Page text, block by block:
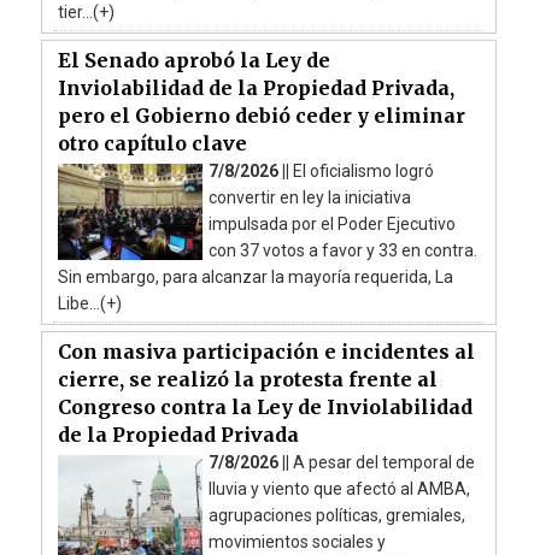
tier...(+)
El Senado aprobó la Ley de
Inviolabilidad de la Propiedad Privada,
pero el Gobierno debió ceder y eliminar
otro capítulo clave
7/8/2026 ||
El oficialismo logró
convertir en ley la iniciativa
impulsada por el Poder Ejecutivo
con 37 votos a favor y 33 en contra.
Sin embargo, para alcanzar la mayoría requerida, La
Libe...(+)
Con masiva participación e incidentes al
cierre, se realizó la protesta frente al
Congreso contra la Ley de Inviolabilidad
de la Propiedad Privada
7/8/2026 || A pesar del temporal de
lluvia y viento que afectó al AMBA,
agrupaciones políticas, gremiales,
movimientos sociales y